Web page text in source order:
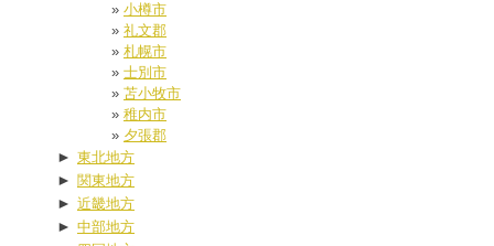
小樽市
礼文郡
札幌市
士別市
苫小牧市
稚内市
夕張郡
► 東北地方
► 関東地方
► 近畿地方
► 中部地方